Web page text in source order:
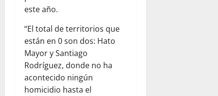
este año.
“El total de territorios que
están en 0 son dos: Hato
Mayor y Santiago
Rodríguez, donde no ha
acontecido ningún
homicidio hasta el